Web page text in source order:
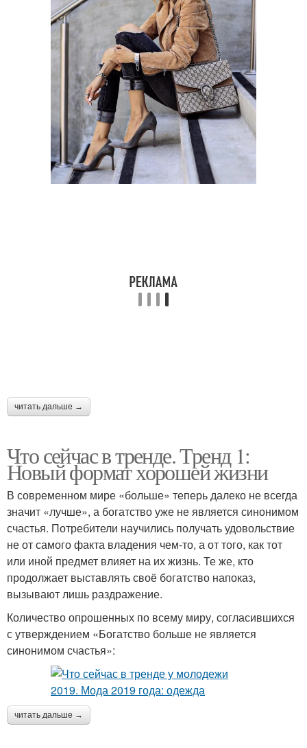
читать дальше →
Что сейчас в тренде. Тренд 1:
Новый формат хорошей жизни
В современном мире «больше» теперь далеко не всегда
значит «лучше», а богатство уже не является синонимом
счастья. Потребители научились получать удовольствие
не от самого факта владения чем-то, а от того, как тот
или иной предмет влияет на их жизнь. Те же, кто
продолжает выставлять своё богатство напоказ,
вызывают лишь раздражение.
Количество опрошенных по всему миру, согласившихся
с утверждением «Богатство больше не является
синонимом счастья»:
читать дальше →